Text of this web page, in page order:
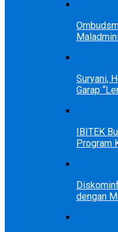
Suryani,
Garap
IBITEK
Program
dengan